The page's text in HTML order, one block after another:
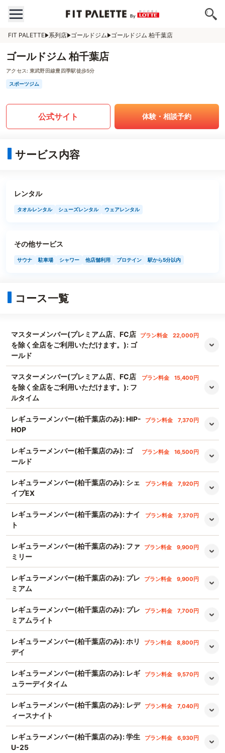
FIT PALETTE 系列店 ゴールドジム ゴールドジム 柏千葉店
ゴールドジム 柏千葉店
アクセス: 東武野田線豊四季駅徒歩5分
スポーツジム
公式サイト 体験・相談予約
サービス内容
レンタル
タオルレンタル シューズレンタル ウェアレンタル
その他サービス
サウナ 駐車場 シャワー 他店舗利用 プロテイン 駅から5分以内
コース一覧
マスターメンバー(プレミアム店、FC店
を除く全店をご利用いただけます。): ゴ
ールド
プラン料金 22,000円
マスターメンバー(プレミアム店、FC店
を除く全店をご利用いただけます。): フ
ルタイム
プラン料金 15,400円
レギュラーメンバー(柏千葉店のみ): HIP-
HOP
プラン料金 7,370円
レギュラーメンバー(柏千葉店のみ): ゴ
ールド
プラン料金 16,500円
レギュラーメンバー(柏千葉店のみ): シェ
イプEX
プラン料金 7,920円
レギュラーメンバー(柏千葉店のみ): ナイ
ト
プラン料金 7,370円
レギュラーメンバー(柏千葉店のみ): ファ
ミリー
プラン料金 9,900円
レギュラーメンバー(柏千葉店のみ): プレ
ミアム
プラン料金 9,900円
レギュラーメンバー(柏千葉店のみ): プレ
ミアムライト
プラン料金 7,700円
レギュラーメンバー(柏千葉店のみ): ホリ
デイ
プラン料金 8,800円
レギュラーメンバー(柏千葉店のみ): レギ
ュラーデイタイム
プラン料金 9,570円
レギュラーメンバー(柏千葉店のみ): レデ
ィースナイト
プラン料金 7,040円
レギュラーメンバー(柏千葉店のみ): 学生
U-25
プラン料金 6,930円